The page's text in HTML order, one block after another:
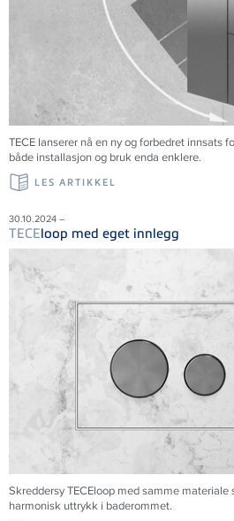
TECE lanserer nå en ny og forbedret innsats
både installasjon og bruk enda enklere.
LES ARTIKKEL
30.10.2024 –
TECEloop med eget innlegg
Skreddersy TECEloop med samme
harmonisk uttrykk i baderommet.